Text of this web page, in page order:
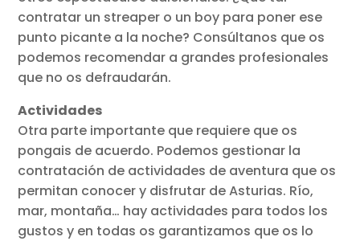
contratar un streaper o un boy para poner ese
punto picante a la noche? Consúltanos que os
podemos recomendar a grandes profesionales
que no os defraudarán.
Actividades
Otra parte importante que requiere que os
pongais de acuerdo. Podemos gestionar la
contratación de actividades de aventura que os
permitan conocer y disfrutar de Asturias. Río,
mar, montaña… hay actividades para todos los
gustos y en todas os garantizamos que os lo